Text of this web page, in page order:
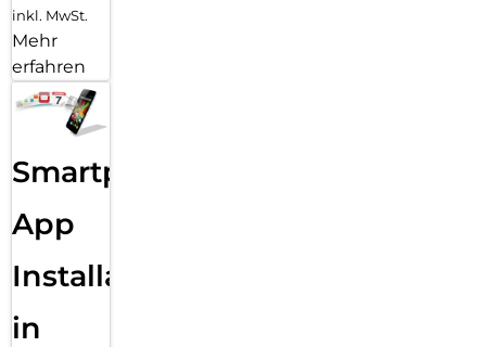
inkl. MwSt.
Mehr
erfahren
Smartphone
App
Installation
in